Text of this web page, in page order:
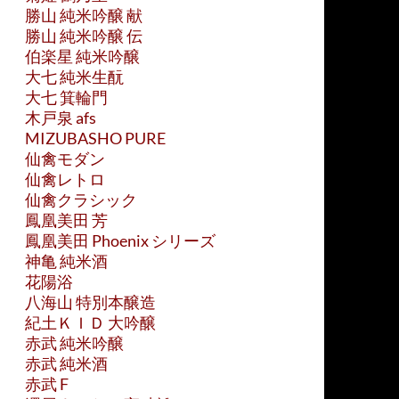
勝山 純米吟醸 献
勝山 純米吟醸 伝
伯楽星 純米吟醸
大七 純米生酛
大七 箕輪門
木戸泉 afs
MIZUBASHO PURE
仙禽モダン
仙禽レトロ
仙禽クラシック
鳳凰美田 芳
鳳凰美田 Phoenix シリーズ
神亀 純米酒
花陽浴
八海山 特別本醸造
紀土ＫＩＤ 大吟醸
赤武 純米吟醸
赤武 純米酒
赤武 F